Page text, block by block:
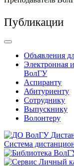
Публикации
Объявления
Электронная
ВолГУ
Аспиранту
Абитуриенту
Сотруднику
Выпускнику
Волонтеру
Система